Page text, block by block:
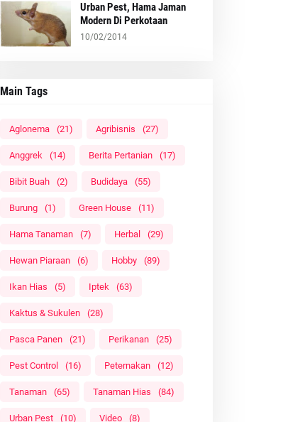
Urban Pest, Hama Jaman
Modern Di Perkotaan
10/02/2014
Main Tags
Aglonema (21) Agribisnis (27)
Anggrek (14) Berita Pertanian (17)
Bibit Buah (2) Budidaya (55)
Burung (1) Green House (11)
Hama Tanaman (7) Herbal (29)
Hewan Piaraan (6) Hobby (89)
Ikan Hias (5) Iptek (63)
Kaktus & Sukulen (28)
Pasca Panen (21) Perikanan (25)
Pest Control (16) Peternakan (12)
Tanaman (65) Tanaman Hias (84)
Urban Pest (10) Video (8)